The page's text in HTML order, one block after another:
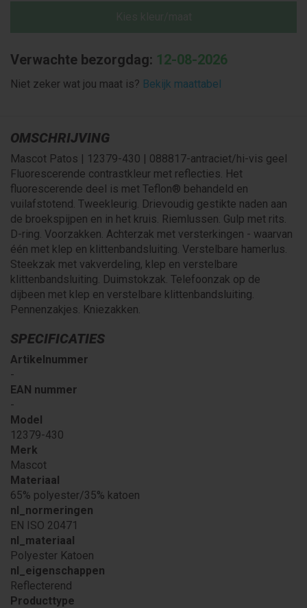
Verwachte bezorgdag: 12-08-2026
Niet zeker wat jou maat is? Bekijk maattabel
OMSCHRIJVING
Mascot Patos | 12379-430 | 088817-antraciet/hi-vis geel
Fluorescerende contrastkleur met reflecties. Het
fluorescerende deel is met Teflon® behandeld en
vuilafstotend. Tweekleurig. Drievoudig gestikte naden aan
de broekspijpen en in het kruis. Riemlussen. Gulp met rits.
D-ring. Voorzakken. Achterzak met versterkingen - waarvan
één met klep en klittenbandsluiting. Verstelbare hamerlus.
Steekzak met vakverdeling, klep en verstelbare
klittenbandsluiting. Duimstokzak. Telefoonzak op de
dijbeen met klep en verstelbare klittenbandsluiting.
Pennenzakjes. Kniezakken.
SPECIFICATIES
Artikelnummer
-
EAN nummer
-
Model
12379-430
Merk
Mascot
Materiaal
65% polyester/35% katoen
nl_normeringen
EN ISO 20471
nl_materiaal
Polyester Katoen
nl_eigenschappen
Reflecterend
Producttype